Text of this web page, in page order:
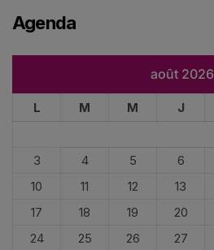
Agenda
août 2026
L M M J
3
4 5 6
10
11 12 13
17
18 19 20
24
25 26 27